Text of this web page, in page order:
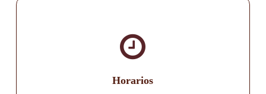
Horarios